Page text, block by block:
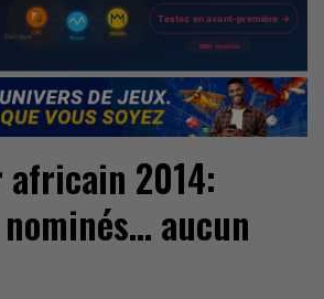
africain 2014:
aucun